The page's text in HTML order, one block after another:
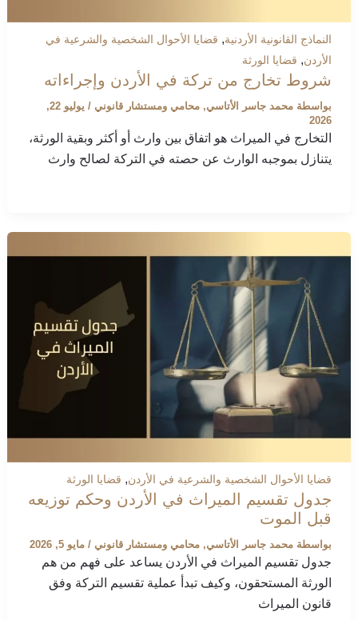
النماذج القانونية الأردنية, قضايا الأحوال الشخصية والشرعية في
الأردن, قضايا الورثة
شروط تخارج من تركة في الأردن وإجراءاته
بواسطة محمد جاسر الأتاسي, محامي ومستشار قانوني /
يوليو 22,
2026
التخارج في الميراث هو اتفاق بين وارث أو أكثر وبقية الورثة،
يتنازل بموجبه الوارث عن حصته في التركة لصالح وارث
قضايا الأحوال الشخصية والشرعية في الأردن, قضايا الورثة
جدول تقسيم الميراث في الأردن وحكم توزيعه
قبل الموت
بواسطة محمد جاسر الأتاسي, محامي ومستشار قانوني / مايو 5, 2026
جدول تقسيم الميراث في الأردن يساعد على فهم من هم
الورثة المستحقون، وكيف تبدأ عملية تقسيم التركة وفق
قانون الميراث